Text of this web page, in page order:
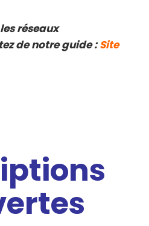
réseaux
de notre guide :Site